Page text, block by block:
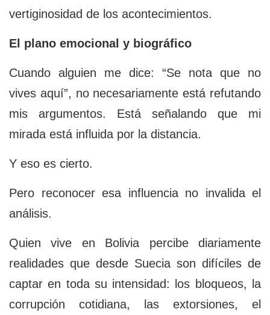
vertiginosidad de los acontecimientos.
El plano emocional y biográfico
Cuando alguien me dice: “Se nota que no
vives aquí”, no necesariamente está refutando
mis argumentos. Está señalando que mi
mirada está influida por la distancia.
Y eso es cierto.
Pero reconocer esa influencia no invalida el
análisis.
Quien vive en Bolivia percibe diariamente
realidades que desde Suecia son difíciles de
captar en toda su intensidad: los bloqueos, la
corrupción cotidiana, las extorsiones, el